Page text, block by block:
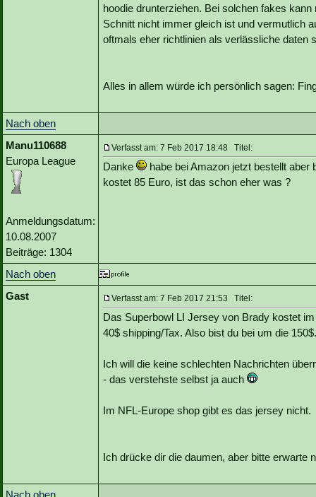
hoodie drunterziehen. Bei solchen fakes
Schnitt nicht immer gleich ist und vermutlich
oftmals eher richtlinien als verlässliche daten
Alles in allem würde ich persönlich sagen:
Nach oben
Manu110688
Europa League
Anmeldungsdatum:
10.08.2007
Beiträge: 1304
Verfasst am: 7 Feb 2017 18:48 Titel:
Danke
habe bei Amazon jetzt bestellt
kostet 85 Euro, ist das schon eher was ?
Nach oben
Gast
Verfasst am: 7 Feb 2017 21:53 Titel:
Das Superbowl LI Jersey von Brady kostet
40$ shipping/Tax. Also bist du bei um die 150$.
Ich will die keine schlechten Nachrichten
- das verstehste selbst ja auch
Im NFL-Europe shop gibt es das jersey nicht.
Ich drücke dir die daumen, aber bitte erwarte